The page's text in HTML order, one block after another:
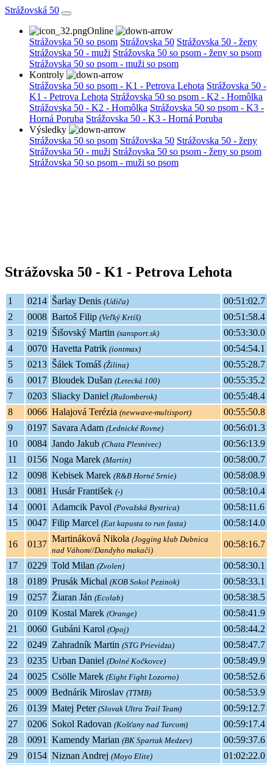
Strážovská 50
Online
Strážovska 50 so psom Strážovska 50 Strážovska 50 - ženy
Strážovska 50 - muži Strážovska 50 so psom - ženy so psom
Strážovska 50 so psom - muži so psom
Kontroly
Strážovska 50 so psom - K1 - Petrova Lehota Strážovska 50 -
K1 - Petrova Lehota Strážovska 50 so psom - K2 - Homôlka
Strážovska 50 - K2 - Homôlka Strážovska 50 so psom - K3 -
Horná Poruba Strážovska 50 - K3 - Horná Poruba
Výsledky
Strážovska 50 so psom Strážovska 50 Strážovska 50 - ženy
Strážovska 50 - muži Strážovska 50 so psom - ženy so psom
Strážovska 50 so psom - muži so psom
Strážovska 50 - K1 - Petrova Lehota
1 0214 Šarlay Denis (Udiča)
00:51:02.7
2
0008 Bartoš Filip (Veľký Krtíš)
00:51:58.4
3
0219 Šišovský Martin (sansport.sk)
00:53:30.0
4
0070 Havetta Patrik (iontmax)
00:54:54.1
5
0213 Šálek Tomáš (Žilina)
00:55:28.7
6
0017 Bloudek Dušan (Letecká 100)
00:55:35.2
7
0203 Sliacky Daniel (Ružomberok)
00:55:48.4
8
0066 Halajová Terézia (newwave-multisport)
00:55:50.8
9
0197 Savara Adam (Lednické Rovne)
00:56:01.3
10
0084 Jando Jakub (Chata Plesnivec)
00:56:13.9
11
0156 Noga Marek (Martin)
00:58:00.7
12
0098 Kebisek Marek (R&B Horné Srnie)
00:58:08.9
13
0081 Husár František (-)
00:58:10.4
14
0001 Adamcik Pavol (Považská Bystrica)
00:58:11.6
15
0047 Filip Marcel (Eat kapusta to run fasta) 00:58:14.0
16 0137
Martináková Nikola (Jogging klub Dubnica
nad Váhom//Dandyho makači)
00:58:16.7
17 0229 Told Milan (Zvolen)
00:58:30.1
18
0189 Prusák Michal (KOB Sokol Pezinok)
00:58:33.1
19
0257 Žiaran Ján (Ecolab)
00:58:38.5
20
0109 Kostal Marek (Orange)
00:58:41.9
21
0060 Gubáni Karol (Opoj)
00:58:44.2
22
0249 Zahradník Martin (STG Prievidza)
00:58:47.7
23
0235 Urban Daniel (Dolné Kočkovce)
00:58:49.9
24
0025 Csölle Marek (Eight Fight Lozorno)
00:58:52.6
25
0009 Bednárik Miroslav (TTMB)
00:58:53.9
26
0139 Matej Peter (Slovak Ultra Trail Team)
00:59:12.7
27
0206 Sokol Radovan (Košťany nad Turcom)
00:59:17.4
28
0091 Kamendy Marian (BK Spartak Medzev)
00:59:37.6
29
0154 Niznan Andrej (Moyo Elite)
01:02:22.0